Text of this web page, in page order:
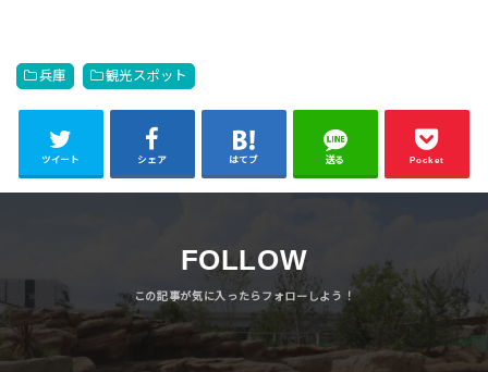
兵庫 観光スポット
ツイート シェア はてブ 送る Pocket
FOLLOW